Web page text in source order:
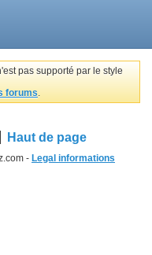
pas supporté par le style
forums
Haut de page
- Legal informations